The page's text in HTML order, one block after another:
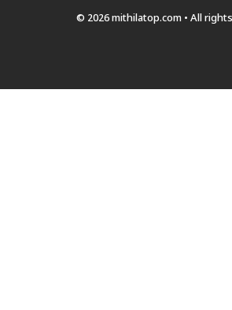
© 2026 mithilatop.com • All